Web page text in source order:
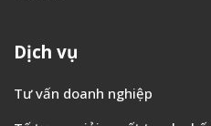
Dịch vụ
Tư vấn doanh nghiệp